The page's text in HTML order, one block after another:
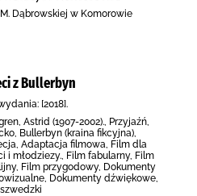
Dąbrowskiej w Komorowie
z Bullerbyn
[2018].
Astrid (1907-2002)., Przyjaźń,
Bullerbyn (kraina fikcyjna),
Adaptacja filmowa, Film dla
i młodziezy., Film fabularny, Film
Film przygodowy, Dokumenty
Dokumenty dźwiękowe,